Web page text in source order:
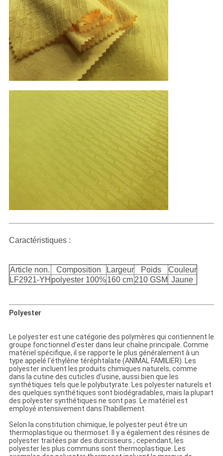
Caractéristiques :
Article non. Composition Largeur Poids
Couleur
LF2921-YH polyester 100%160 cm210 GSM Jaune
Polyester
Le polyester est une catégorie des polymères qui contiennent le
groupe fonctionnel d'ester dans leur chaîne principale. Comme
matériel spécifique, il se rapporte le plus généralement à un
type appelé l'éthylène téréphtalate (ANIMAL FAMILIER). Les
polyester incluent les produits chimiques naturels, comme
dans la cutine des cuticles d'usine, aussi bien que les
synthétiques tels que le polybutyrate. Les polyester naturels et
des quelques synthétiques sont biodégradables, mais la plupart
des polyester synthétiques ne sont pas. Le matériel est
employé intensivement dans l'habillement.
Selon la constitution chimique, le polyester peut être un
thermoplastique ou thermoset. Il y a également des résines de
polyester traitées par des durcisseurs ; cependant, les
polyester les plus communs sont thermoplastique. Les